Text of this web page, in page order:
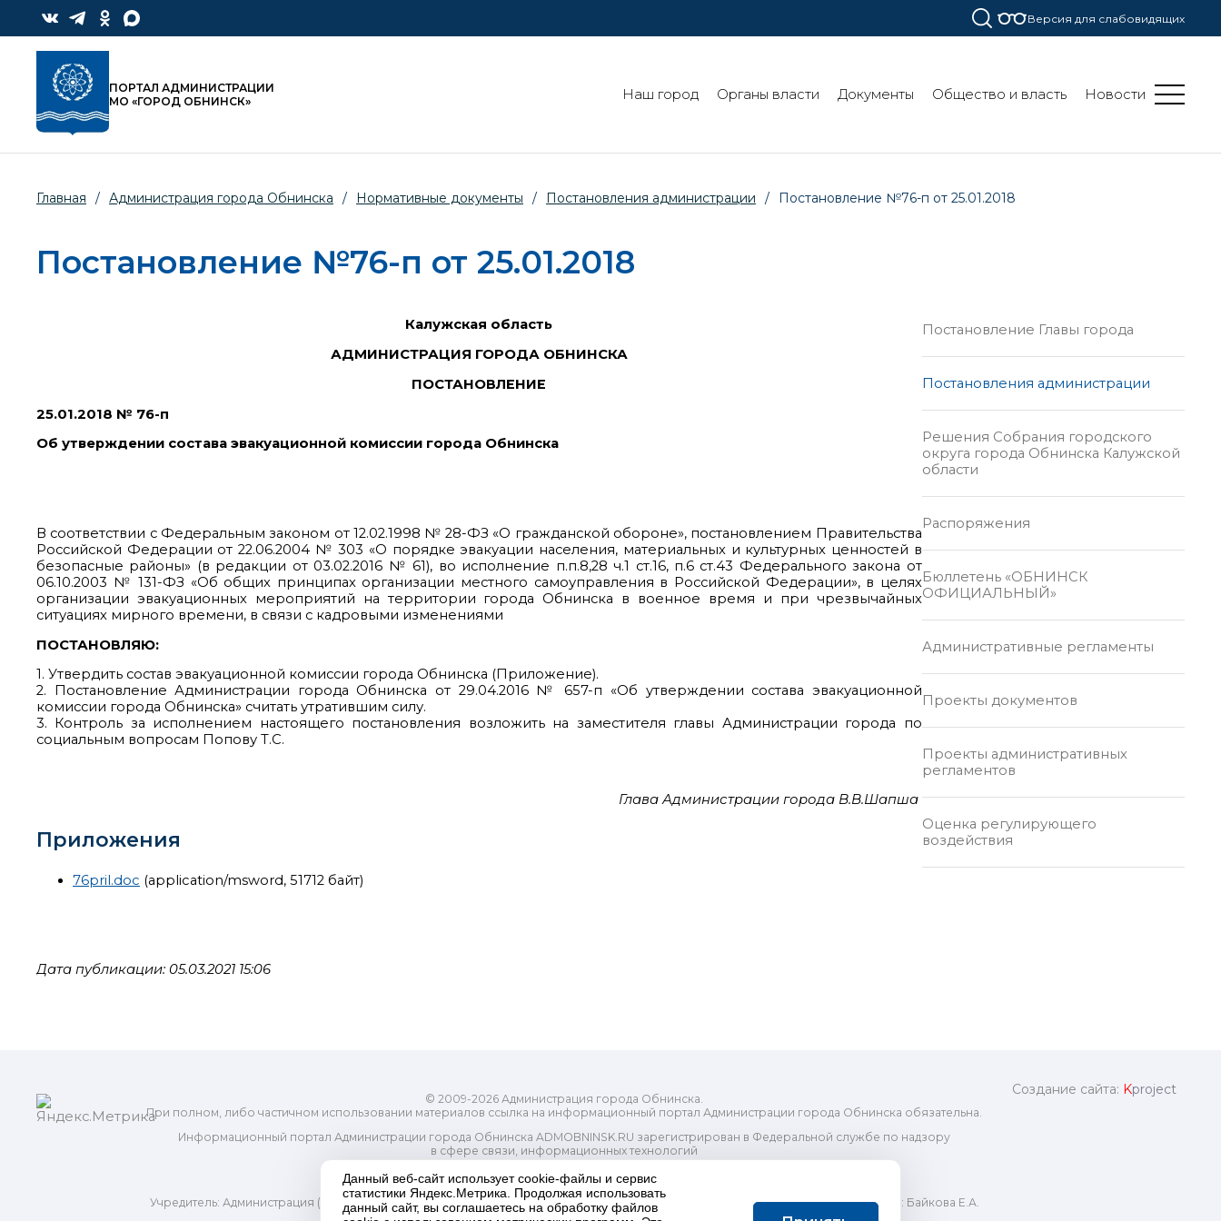
Версия для слабовидящих
ПОРТАЛ АДМИНИСТРАЦИИ
МО «ГОРОД ОБНИНСК»
Наш город Органы власти Документы Общество и власть Новости
Главная / Администрация города Обнинска / Нормативные документы / Постановления администрации / Постановление №76-п от 25.01.2018
Постановление №76-п от 25.01.2018
Калужская область
АДМИНИСТРАЦИЯ ГОРОДА ОБНИНСКА
ПОСТАНОВЛЕНИЕ
25.01.2018 № 76-п
Об утверждении состава эвакуационной комиссии города Обнинска
В соответствии с Федеральным законом от 12.02.1998 № 28-ФЗ «О гражданской обороне», постановлением Правительства
Российской Федерации от 22.06.2004 № 303 «О порядке эвакуации населения, материальных и культурных ценностей в
безопасные районы» (в редакции от 03.02.2016 № 61), во исполнение п.п.8,28 ч.1 ст.16, п.6 ст.43 Федерального закона от
06.10.2003 № 131-ФЗ «Об общих принципах организации местного самоуправления в Российской Федерации», в целях
организации эвакуационных мероприятий на территории города Обнинска в военное время и при чрезвычайных
ситуациях мирного времени, в связи с кадровыми изменениями
ПОСТАНОВЛЯЮ:
1. Утвердить состав эвакуационной комиссии города Обнинска (Приложение).
2. Постановление Администрации города Обнинска от 29.04.2016 № 657-п «Об утверждении состава эвакуационной
комиссии города Обнинска» считать утратившим силу.
3. Контроль за исполнением настоящего постановления возложить на заместителя главы Администрации города по
социальным вопросам Попову Т.С.
Глава Администрации города В.В.Шапша
Приложения
76pril.doc (application/msword, 51712 байт)
Дата публикации: 05.03.2021 15:06
Постановление Главы города
Постановления администрации
Решения Собрания городского
округа города Обнинска Калужской
области
Распоряжения
Бюллетень «ОБНИНСК
ОФИЦИАЛЬНЫЙ»
Административные регламенты
Проекты документов
Проекты административных
регламентов
Оценка регулирующего
воздействия
© 2009-2026 Администрация города Обнинска.
При полном, либо частичном использовании материалов ссылка на информационный портал Администрации города Обнинска обязательна.
Информационный портал Администрации города Обнинска ADMOBNINSK.RU зарегистрирован в Федеральной службе по надзору
в сфере связи, информационных технологий
Свидетельство о регистрации Эл № ФС77-73321
Учредитель: Администрация (исполнительно-распорядительный орган) городского округа "Город Обнинск". Главный редактор: Байкова Е.А.
Адрес электронной почты Редакции: redactor@admobninsk.ru
Создание сайта: Kproject
Данный веб-сайт использует cookie-файлы и сервис
статистики Яндекс.Метрика. Продолжая использовать
данный сайт, вы соглашаетесь на обработку файлов